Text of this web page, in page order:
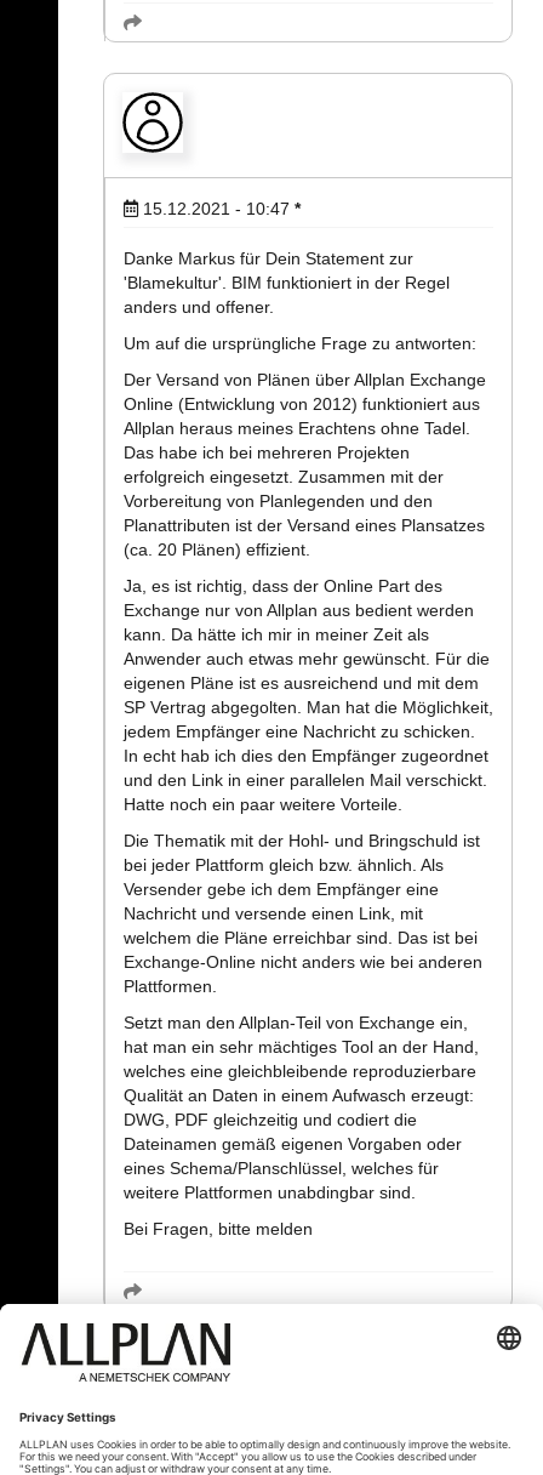
15.12.2021 - 10:47 *
Danke Markus für Dein Statement zur
'Blamekultur'. BIM funktioniert in der Regel
anders und offener.
Um auf die ursprüngliche Frage zu antworten:
Der Versand von Plänen über Allplan Exchange
Online (Entwicklung von 2012) funktioniert aus
Allplan heraus meines Erachtens ohne Tadel.
Das habe ich bei mehreren Projekten
erfolgreich eingesetzt. Zusammen mit der
Vorbereitung von Planlegenden und den
Planattributen ist der Versand eines Plansatzes
(ca. 20 Plänen) effizient.
Ja, es ist richtig, dass der Online Part des
Exchange nur von Allplan aus bedient werden
kann. Da hätte ich mir in meiner Zeit als
Anwender auch etwas mehr gewünscht. Für die
eigenen Pläne ist es ausreichend und mit dem
SP Vertrag abgegolten. Man hat die Möglichkeit,
jedem Empfänger eine Nachricht zu schicken.
In echt hab ich dies den Empfänger zugeordnet
und den Link in einer parallelen Mail verschickt.
Hatte noch ein paar weitere Vorteile.
Die Thematik mit der Hohl- und Bringschuld ist
bei jeder Plattform gleich bzw. ähnlich. Als
Versender gebe ich dem Empfänger eine
Nachricht und versende einen Link, mit
welchem die Pläne erreichbar sind. Das ist bei
Exchange-Online nicht anders wie bei anderen
Plattformen.
Setzt man den Allplan-Teil von Exchange ein,
hat man ein sehr mächtiges Tool an der Hand,
welches eine gleichbleibende reproduzierbare
Qualität an Daten in einem Aufwasch erzeugt:
DWG, PDF gleichzeitig und codiert die
Dateinamen gemäß eigenen Vorgaben oder
eines Schema/Planschlüssel, welches für
weitere Plattformen unabdingbar sind.
Bei Fragen, bitte melden
« Zurück